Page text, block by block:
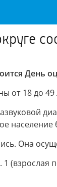
День
от 18 до 49
Она
(взрослая